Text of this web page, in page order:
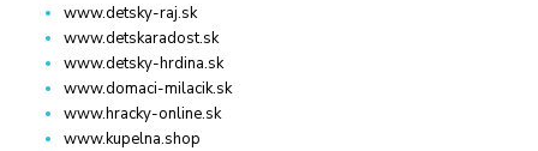
www.detsky-raj.sk
www.detskaradost.sk
www.detsky-hrdina.sk
www.domaci-milacik.sk
www.hracky-online.sk
www.kupelna.shop